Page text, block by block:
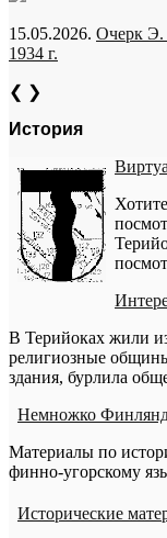
15.05.2026. Очерк Э.
1934 г.
❮ ❯
История
В Терийоках жили
религиозные
здания, бурлила
Немножко
Материалы по
финно-угорскому
Исторические